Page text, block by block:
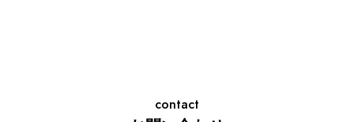
contact